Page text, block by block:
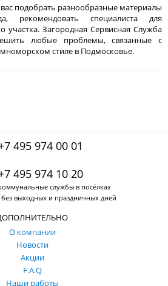
подобрать разнообразные материалы
рекомендовать специалиста для
участка. Загородная Сервисная Служба
любые проблемы, связанные с
стиле в Подмосковье.
495 974 00 01
495 974 10 20
службы в посёлках
без выходных и праздничных дней
О компании
Новости
Акции
F.A.Q
Наши работы